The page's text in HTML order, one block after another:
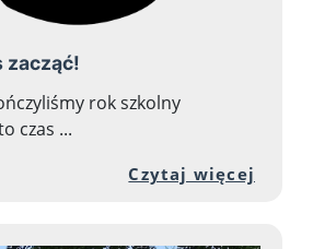
zacząć!
rok szkolny
czas ...
Czytaj więcej